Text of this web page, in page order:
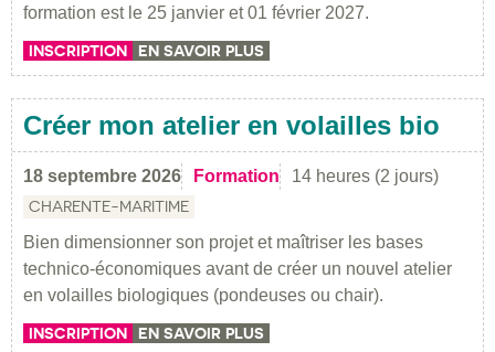
formation est le 25 janvier et 01 février 2027.
INSCRIPTION EN SAVOIR PLUS
Créer mon atelier en volailles bio
18 septembre 2026 Formation 14 heures (2 jours)
CHARENTE-MARITIME
Bien dimensionner son projet et maîtriser les bases
technico-économiques avant de créer un nouvel atelier
en volailles biologiques (pondeuses ou chair).
INSCRIPTION EN SAVOIR PLUS